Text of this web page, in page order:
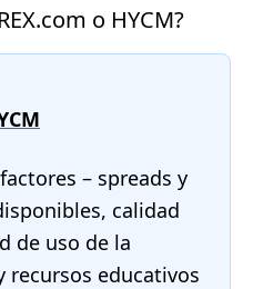
o HYCM?
– spreads y
calidad
de uso de la
educativos